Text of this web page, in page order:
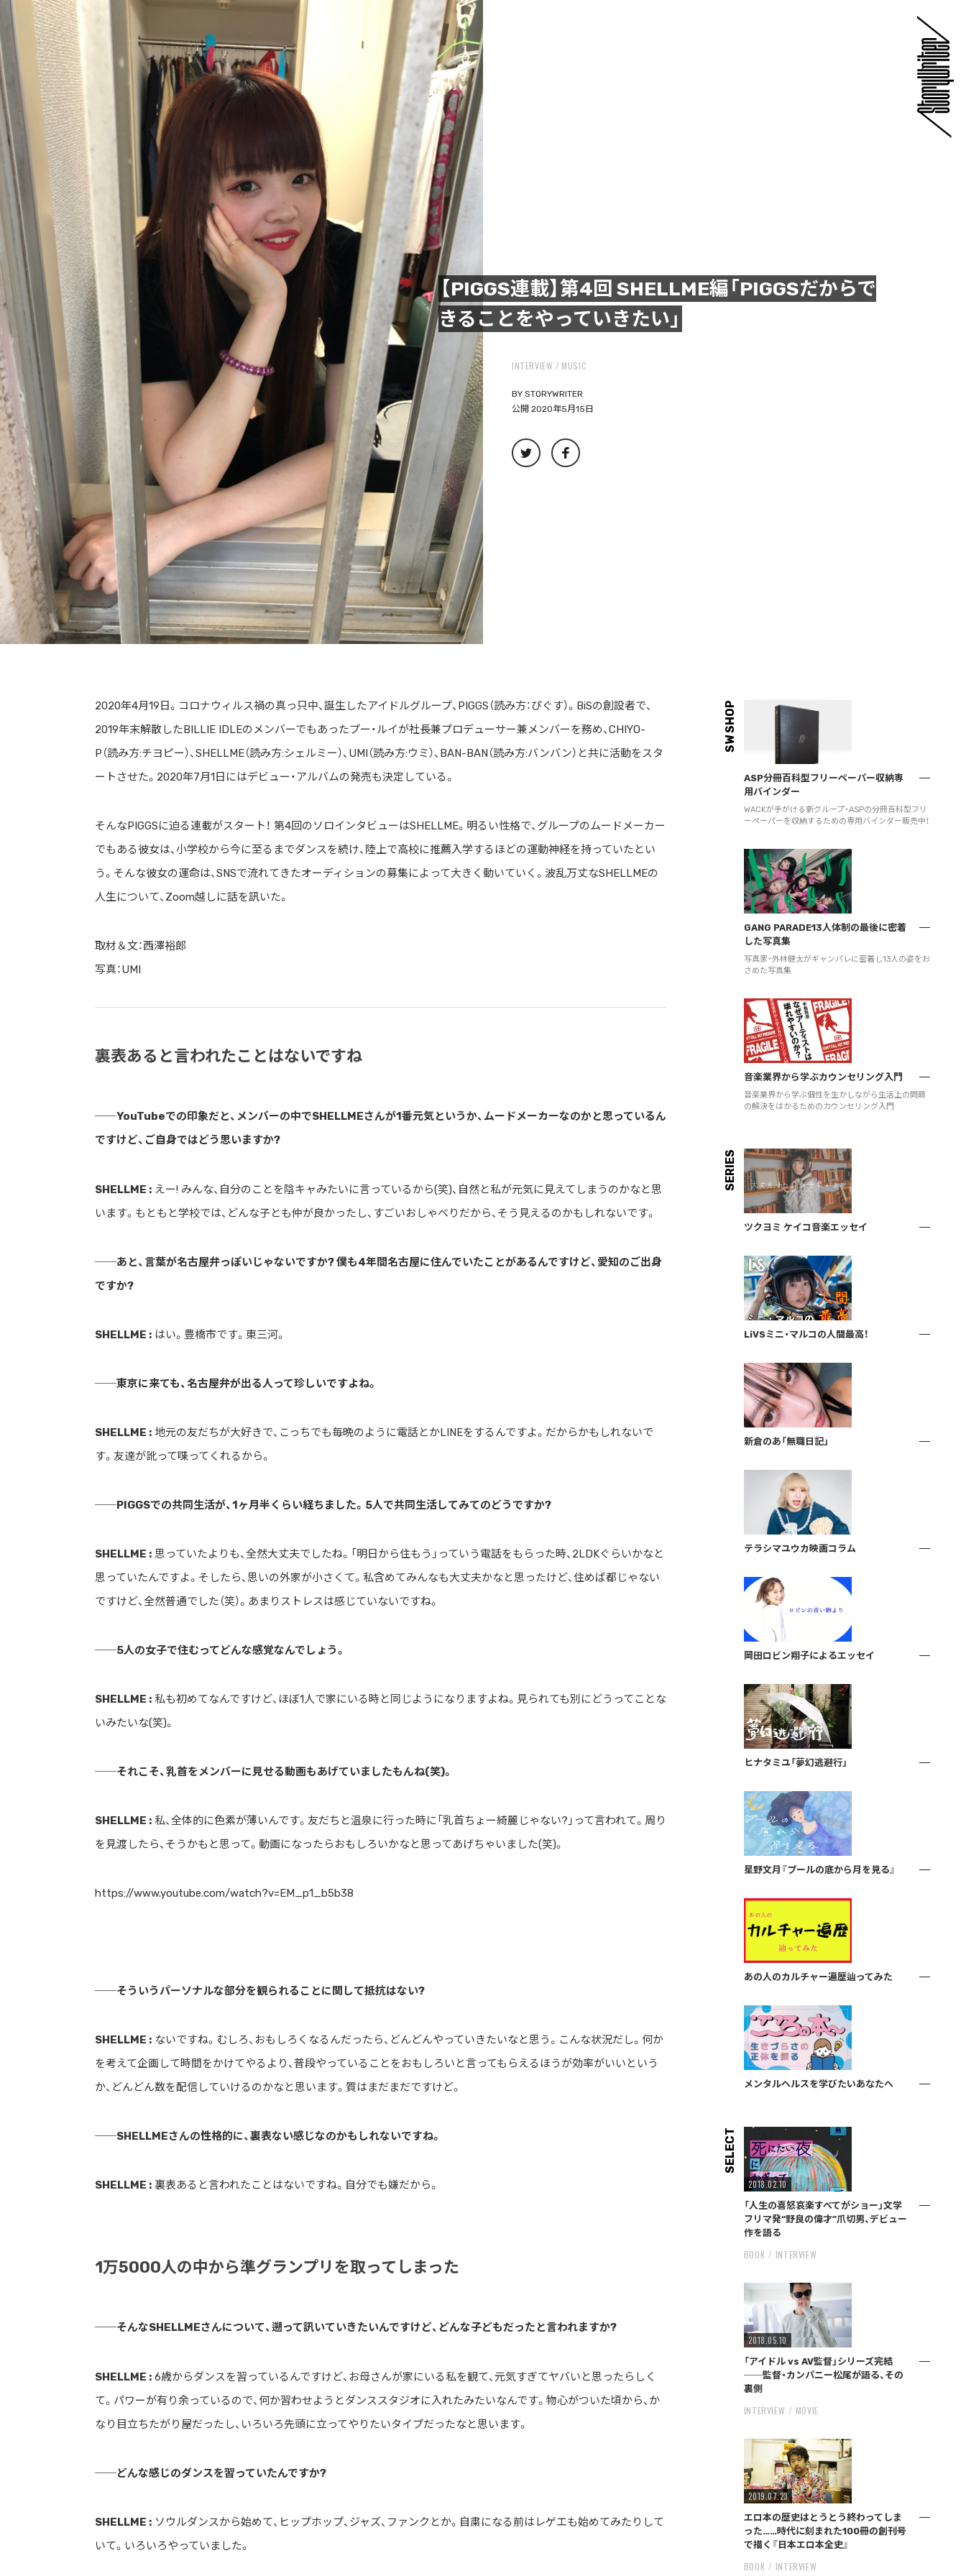
【PIGGS連載】第4回 SHELLME編「PIGGSだからで
きることをやっていきたい」
INTERVIEW MUSIC
BY STORYWRITER
公開 2020年5月15日
2020年4月19日。コロナウィルス禍の真っ只中、誕生したアイドルグループ、PIGGS（読み方：ぴぐす）。BiSの創設者で、
2019年末解散したBILLIE IDLEのメンバーでもあったプー・ルイが社長兼プロデューサー兼メンバーを務め、CHIYO-
P（読み方:チヨピー）、SHELLME（読み方:シェルミー）、UMI（読み方:ウミ）、BAN-BAN（読み方:バンバン）と共に活動をスタ
ートさせた。2020年7月1日にはデビュー・アルバムの発売も決定している。
そんなPIGGSに迫る連載がスタート！ 第4回のソロインタビューはSHELLME。明るい性格で、グループのムードメーカー
でもある彼女は、小学校から今に至るまでダンスを続け、陸上で高校に推薦入学するほどの運動神経を持っていたとい
う。そんな彼女の運命は、SNSで流れてきたオーディションの募集によって大きく動いていく。波乱万丈なSHELLMEの
人生について、Zoom越しに話を訊いた。
取材＆文：西澤裕郎
写真：UMI
裏表あると言われたことはないですね
──YouTubeでの印象だと、メンバーの中でSHELLMEさんが1番元気というか、ムードメーカーなのかと思っているん
ですけど、ご自身ではどう思いますか?
SHELLME :えー! みんな、自分のことを陰キャみたいに言っているから(笑)、自然と私が元気に見えてしまうのかなと思
います。もともと学校では、どんな子とも仲が良かったし、すごいおしゃべりだから、そう見えるのかもしれないです。
──あと、言葉が名古屋弁っぽいじゃないですか? 僕も4年間名古屋に住んでいたことがあるんですけど、愛知のご出身
ですか?
SHELLME :はい。豊橋市です。東三河。
──東京に来ても、名古屋弁が出る人って珍しいですよね。
SHELLME :地元の友だちが大好きで、こっちでも毎晩のように電話とかLINEをするんですよ。だからかもしれないで
す。友達が訛って喋ってくれるから。
──PIGGSでの共同生活が、1ヶ月半くらい経ちました。5人で共同生活してみてのどうですか?
SHELLME :思っていたよりも、全然大丈夫でしたね。「明日から住もう」っていう電話をもらった時、2LDKぐらいかなと
思っていたんですよ。そしたら、思いの外家が小さくて。私含めてみんなも大丈夫かなと思ったけど、住めば都じゃない
ですけど、全然普通でした（笑）。あまりストレスは感じていないですね。
──5人の女子で住むってどんな感覚なんでしょう。
SHELLME :私も初めてなんですけど、ほぼ1人で家にいる時と同じようになりますよね。見られても別にどうってことな
いみたいな(笑)。
──それこそ、乳首をメンバーに見せる動画もあげていましたもんね(笑)。
SHELLME :私、全体的に色素が薄いんです。友だちと温泉に行った時に「乳首ちょー綺麗じゃない?」って言われて。周り
を見渡したら、そうかもと思って。動画になったらおもしろいかなと思ってあげちゃいました(笑)。
https://www.youtube.com/watch?v=EM_p1_b5b38
──そういうパーソナルな部分を観られることに関して抵抗はない?
SHELLME :ないですね。むしろ、おもしろくなるんだったら、どんどんやっていきたいなと思う。こんな状況だし。何か
を考えて企画して時間をかけてやるより、普段やっていることをおもしろいと言ってもらえるほうが効率がいいという
か、どんどん数を配信していけるのかなと思います。質はまだまだですけど。
──SHELLMEさんの性格的に、裏表ない感じなのかもしれないですね。
SHELLME :裏表あると言われたことはないですね。自分でも嫌だから。
1万5000人の中から準グランプリを取ってしまった
──そんなSHELLMEさんについて、遡って訊いていきたいんですけど、どんな子どもだったと言われますか?
SHELLME :6歳からダンスを習っているんですけど、お母さんが家にいる私を観て、元気すぎてヤバいと思ったらしく
て。パワーが有り余っているので、何か習わせようとダンススタジオに入れたみたいなんです。物心がついた頃から、か
なり目立ちたがり屋だったし、いろいろ先頭に立ってやりたいタイプだったなと思います。
──どんな感じのダンスを習っていたんですか?
SHELLME :ソウルダンスから始めて、ヒップホップ、ジャズ、ファンクとか。自粛になる前はレゲエも始めてみたりして
いて。いろいろやっていました。
SW SHOP
ASP分冊百科型フリーペーパー収納専
用バインダー
WACKが手がける新グループ・ASPの分冊百科型フリ
ーペーパーを収納するための専用バインダー販売中！
GANG PARADE13人体制の最後に密着
した写真集
写真家・外林健太がギャンパレに密着し13人の姿をお
さめた写真集
音楽業界から学ぶカウンセリング入門
音楽業界から学ぶ個性を生かしながら生活上の問題
の解決をはかるためのカウンセリング入門
SERIES
ツクヨミ ケイコ音楽エッセイ
LiVSミニ・マルコの人間最高！
新倉のあ「無職日記」
テラシマユウカ映画コラム
岡田ロビン翔子によるエッセイ
ヒナタミユ「夢幻逃避行」
星野文月『プールの底から月を見る』
あの人のカルチャー遍歴辿ってみた
メンタルヘルスを学びたいあなたへ
SELECT
2018.02.10
「人生の喜怒哀楽すべてがショー」文学
フリマ発“野良の偉才”爪切男、デビュー
作を語る
BOOK INTERVIEW
2018.05.10
「アイドル vs AV監督」シリーズ完結
──監督・カンパニー松尾が語る、その
裏側
INTERVIEW MOVIE
2019.07.23
エロ本の歴史はとうとう終わってしま
った……時代に刻まれた100冊の創刊号
で描く『日本エロ本全史』
BOOK INTERVIEW